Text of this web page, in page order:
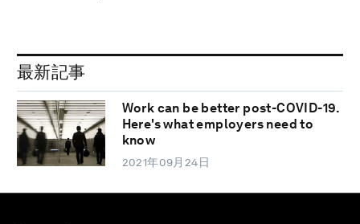
最新記事
Work can be better post-COVID-19.
Here's what employers need to
know
2021年09月24日